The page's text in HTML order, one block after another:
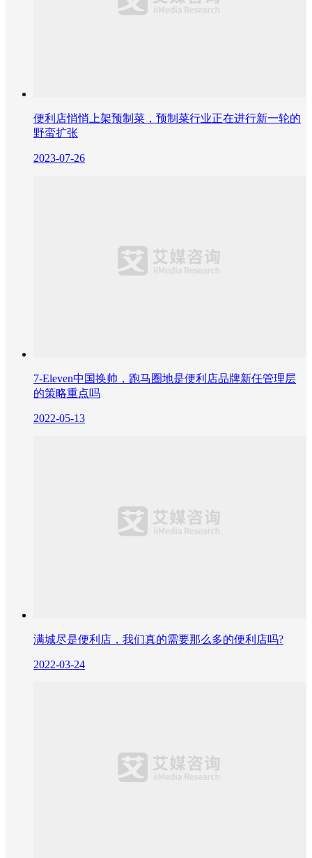
便利店悄悄上架预制菜，预制菜行业正在进行新一轮的
野蛮扩张
2023-07-26
7-Eleven中国换帅，跑马圈地是便利店品牌新任管理层
的策略重点吗
2022-05-13
满城尽是便利店，我们真的需要那么多的便利店吗?
2022-03-24